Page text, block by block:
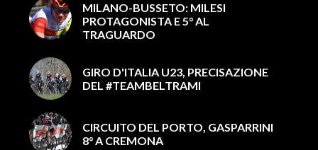
MILANO-BUSSETO: MILESI
PROTAGONISTA E 5° AL
TRAGUARDO
GIRO D'ITALIA U23, PRECISAZIONE
DEL #TEAMBELTRAMI
CIRCUITO DEL PORTO, GASPARRINI
8° A CREMONA